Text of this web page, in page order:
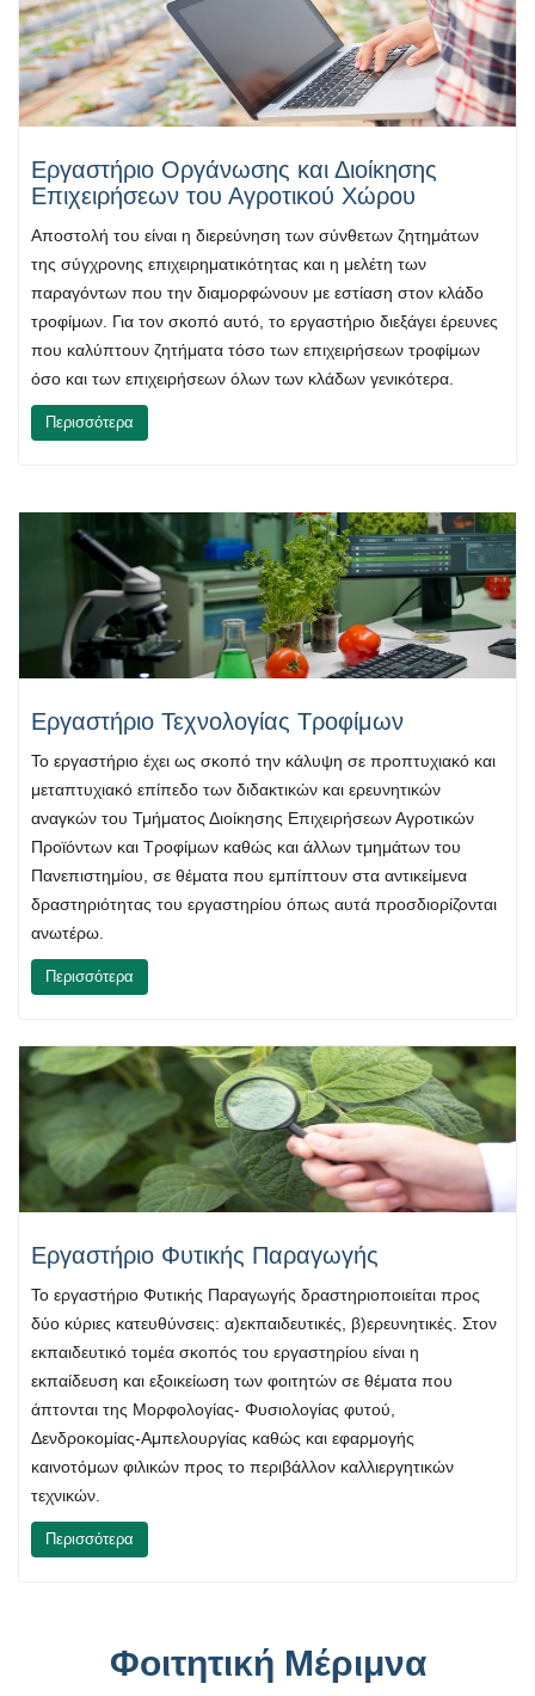
Εργαστήριο Οργάνωσης και Διοίκησης
Επιχειρήσεων του Αγροτικού Χώρου
Αποστολή του είναι η διερεύνηση των σύνθετων ζητημάτων
της σύγχρονης επιχειρηματικότητας και η μελέτη των
παραγόντων που την διαμορφώνουν με εστίαση στον κλάδο
τροφίμων. Για τον σκοπό αυτό, το εργαστήριο διεξάγει έρευνες
που καλύπτουν ζητήματα τόσο των επιχειρήσεων τροφίμων
όσο και των επιχειρήσεων όλων των κλάδων γενικότερα.
Περισσότερα
Εργαστήριο Τεχνολογίας Τροφίμων
Το εργαστήριο έχει ως σκοπό την κάλυψη σε προπτυχιακό και
μεταπτυχιακό επίπεδο των διδακτικών και ερευνητικών
αναγκών του Τμήματος Διοίκησης Επιχειρήσεων Αγροτικών
Προϊόντων και Τροφίμων καθώς και άλλων τμημάτων του
Πανεπιστημίου, σε θέματα που εμπίπτουν στα αντικείμενα
δραστηριότητας του εργαστηρίου όπως αυτά προσδιορίζονται
ανωτέρω.
Περισσότερα
Εργαστήριο Φυτικής Παραγωγής
Το εργαστήριο Φυτικής Παραγωγής δραστηριοποιείται προς
δύο κύριες κατευθύνσεις: α)εκπαιδευτικές, β)ερευνητικές. Στον
εκπαιδευτικό τομέα σκοπός του εργαστηρίου είναι η
εκπαίδευση και εξοικείωση των φοιτητών σε θέματα που
άπτονται της Μορφολογίας- Φυσιολογίας φυτού,
Δενδροκομίας-Αμπελουργίας καθώς και εφαρμογής
καινοτόμων φιλικών προς το περιβάλλον καλλιεργητικών
τεχνικών.
Περισσότερα
Φοιτητική Μέριμνα